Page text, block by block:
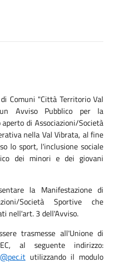
Comuni "Città Territorio Val
Avviso Pubblico per la
di Associazioni/Società
nella Val Vibrata, al fine
lo sport, l'inclusione sociale
dei minori e dei giovani
la Manifestazione di
Società Sportive che
nell'art. 3 dell'Avviso.
trasmesse all'Unione di
al seguente indirizzo:
utilizzando il modulo